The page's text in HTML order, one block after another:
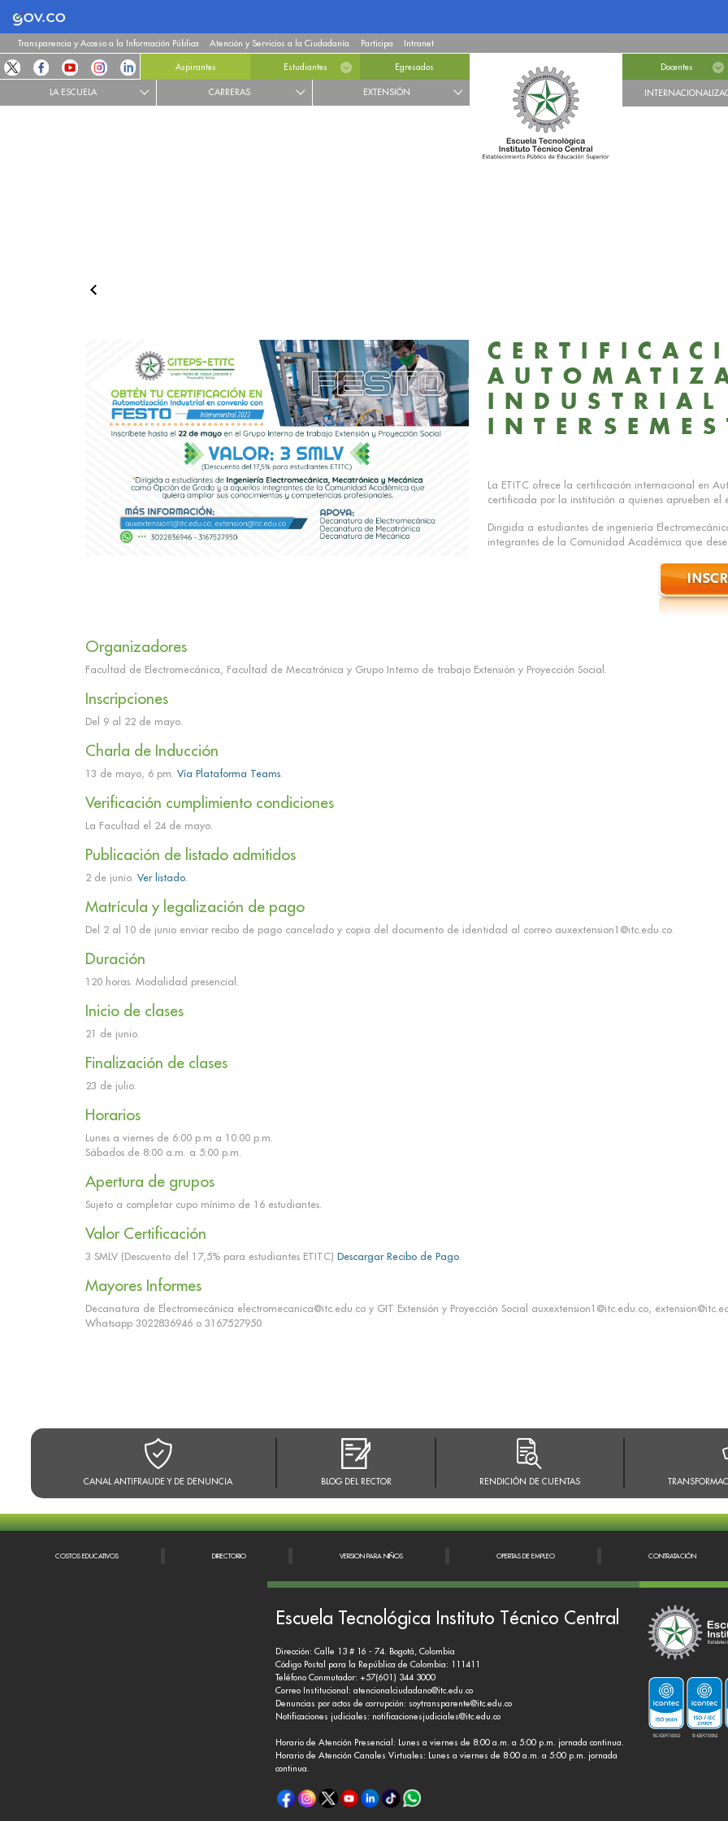
Logo Gobierno de Colombia
Transparencia y Acceso a la Información Pública Atención y Servicios a la Ciudadanía Participa Intranet
Aspirantes Estudiantes Egresados
LA ESCUELA CARRERAS EXTENSIÓN
Docentes
CANAL ANTIFRAUDE Y DE DENUNCIA BLOG DEL RECTOR RENDICIÓN DE CUENTAS
La ETITC ofrece la certificación internacional en
certificada por la institución a quienes aprueben el
Dirigida a estudiantes de ingeniería
integrantes de la Comunidad Académica que
Organizadores
Facultad de Electromecánica, Facultad de Mecatrónica y Grupo Interno de trabajo Extensión y Proyección Social.
Inscripciones
Del 9 al 22 de mayo.
Charla de Inducción
13 de mayo, 6 pm. Vía Plataforma Teams.
Verificación cumplimiento condiciones
La Facultad el 24 de mayo.
Publicación de listado admitidos
2 de junio. Ver listado.
Matrícula y legalización de pago
Del 2 al 10 de junio enviar recibo de pago cancelado y copia del documento de identidad al correo auxextension1@itc.edu.co.
Duración
120 horas. Modalidad presencial.
Inicio de clases
21 de junio.
Finalización de clases
23 de julio.
Horarios
Lunes a viernes de 6:00 p.m a 10:00 p.m.
Sábados de 8:00 a.m. a 5:00 p.m.
Apertura de grupos
Sujeto a completar cupo mínimo de 16 estudiantes.
Valor Certificación
3 SMLV (Descuento del 17,5% para estudiantes ETITC) Descargar Recibo de Pago.
Mayores Informes
Decanatura de Electromecánica electromecanica@itc.edu.co y GIT Extensión y Proyección Social auxextension1@itc.edu.co,
Whatsapp 3022836946 o 3167527950
COSTOS EDUCATIVOS DIRECTORIO VERSION PARA NIÑOS OFERTAS DE EMPLEO CONTRATACIÓN
Escuela Tecnológica Instituto Técnico Central
Dirección: Calle 13 # 16 - 74. Bogotá, Colombia
Código Postal para la República de Colombia: 111411
Teléfono Conmutador: +57(601) 344 3000
Correo Institucional: atencionalciudadano@itc.edu.co
Denuncias por actos de corrupción: soytransparente@itc.edu.co
Notificaciones judiciales: notificacionesjudiciales@itc.edu.co
Horario de Atención Presencial: Lunes a viernes de 8:00 a.m. a 5:00 p.m. jornada continua.
Horario de Atención Canales Virtuales: Lunes a viernes de 8:00 a.m. a 5:00 p.m. jornada
continua.